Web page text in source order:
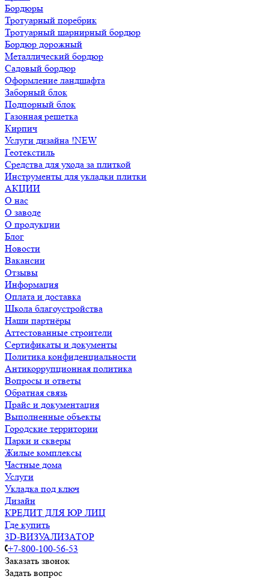
Бордюры
Тротуарный поребрик
Тротуарный шарнирный бордюр
Бордюр дорожный
Металлический бордюр
Садовый бордюр
Оформление ландшафта
Заборный блок
Подпорный блок
Газонная решетка
Кирпич
Услуги дизайна !NEW
Геотекстиль
Средства для ухода за плиткой
Инструменты для укладки плитки
АКЦИИ
О нас
О заводе
О продукции
Блог
Новости
Вакансии
Отзывы
Информация
Оплата и доставка
Школа благоустройства
Наши партнёры
Аттестованные строители
Сертификаты и документы
Политика конфиденциальности
Антикоррупционная политика
Вопросы и ответы
Обратная связь
Прайс и документация
Выполненные объекты
Городские территории
Парки и скверы
Жилые комплексы
Частные дома
Услуги
Укладка под ключ
Дизайн
КРЕДИТ ДЛЯ ЮР ЛИЦ
Где купить
3D-ВИЗУАЛИЗАТОР
+7-800-100-56-53
Заказать звонок
Задать вопрос